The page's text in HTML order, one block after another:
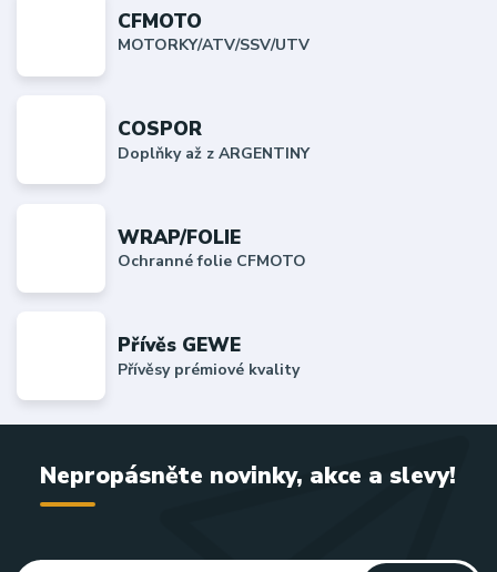
CFMOTO
MOTORKY/ATV/SSV/UTV
COSPOR
Doplňky až z ARGENTINY
WRAP/FOLIE
Ochranné folie CFMOTO
Přívěs GEWE
Přívěsy prémiové kvality
Nepropásněte novinky, akce a slevy!